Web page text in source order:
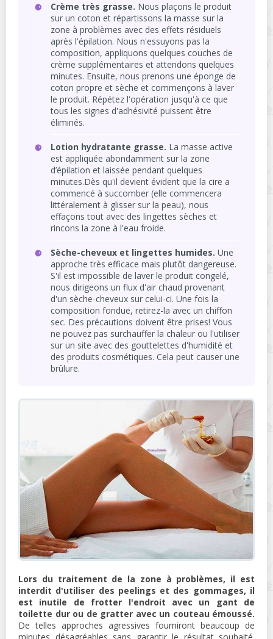
Crème très grasse. Nous plaçons le produit
sur un coton et répartissons la masse sur la
zone à problèmes avec des effets résiduels
après l'épilation. Nous n'essuyons pas la
composition, appliquons quelques couches de
crème supplémentaires et attendons quelques
minutes. Ensuite, nous prenons une éponge de
coton propre et sèche et commençons à laver
le produit. Répétez l'opération jusqu'à ce que
tous les signes d'adhésivité puissent être
éliminés.
Lotion hydratante grasse. La masse active
est appliquée abondamment sur la zone
d’épilation et laissée pendant quelques
minutes.Dès qu'il devient évident que la cire a
commencé à succomber (elle commencera
littéralement à glisser sur la peau), nous
effaçons tout avec des lingettes sèches et
rincons la zone à l'eau froide.
Sèche-cheveux et lingettes humides. Une
approche très efficace mais plutôt dangereuse.
S'il est impossible de laver le produit congelé,
nous dirigeons un flux d'air chaud provenant
d'un sèche-cheveux sur celui-ci. Une fois la
composition fondue, retirez-la avec un chiffon
sec. Des précautions doivent être prises! Vous
ne pouvez pas surchauffer la chaleur ou l'utiliser
sur un site avec des gouttelettes d'humidité et
des produits cosmétiques. Cela peut causer une
brûlure.
Lors du traitement de la zone à problèmes, il est
interdit d'utiliser des peelings et des gommages, il
est inutile de frotter l'endroit avec un gant de
toilette dur ou de gratter avec un couteau émoussé.
De telles approches agressives fourniront beaucoup de